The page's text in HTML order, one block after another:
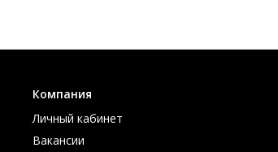
Компания
Личный кабинет
Вакансии